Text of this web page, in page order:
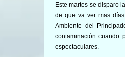
Este martes se disparo
de que va ver mas
Ambiente del
contaminación cuando
espectaculares.